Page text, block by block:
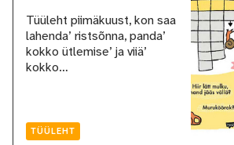
Tüüleht piimäkuust, kon saa
lahenda’ ristsõnna, panda’
kokko ütlemise’ ja viiä’
kokko…
TÜÜLEHT